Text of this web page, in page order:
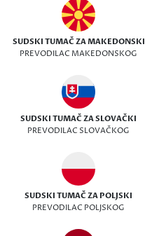
SUDSKI TUMAČ ZA MAKEDONSKI
PREVODILAC MAKEDONSKOG
SUDSKI TUMAČ ZA SLOVAČKI
PREVODILAC SLOVAČKOG
SUDSKI TUMAČ ZA POLJSKI
PREVODILAC POLJSKOG